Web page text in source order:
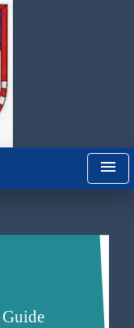
menu
Guide